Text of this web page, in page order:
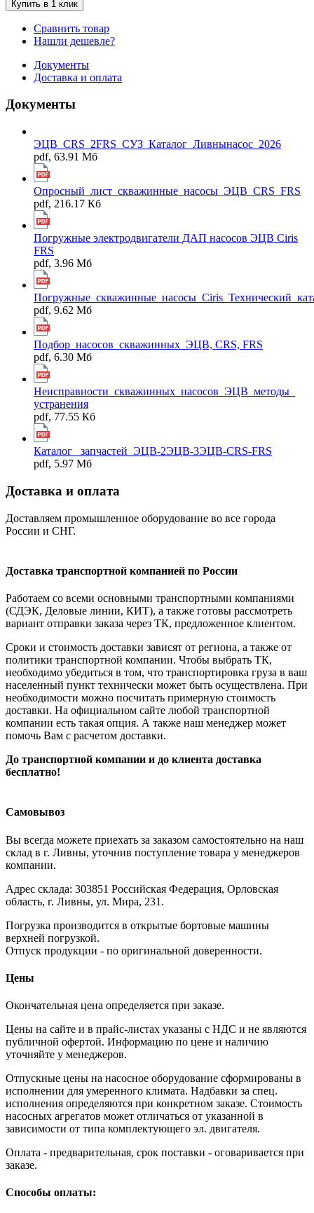
Купить в 1 клик
Сравнить товар
Нашли дешевле?
Документы
Доставка и оплата
Документы
ЭЦВ_CRS_2FRS_СУЗ_Каталог_Ливнынасос_2026
pdf, 63.91 Мб
Опросный_лист_скважинные_насосы_ЭЦВ_CRS_FRS
pdf, 216.17 Кб
Погружные электродвигатели ДАП насосов ЭЦВ Ciris
FRS
pdf, 3.96 Мб
pdf, 9.62 Мб
Подбор_насосов_скважинных_ЭЦВ, CRS, FRS
pdf, 6.30 Мб
Неисправности_скважинных_насосов_ЭЦВ_методы_
устранения
pdf, 77.55 Кб
Каталог _запчастей_ЭЦВ-2ЭЦВ-3ЭЦВ-CRS-FRS
pdf, 5.97 Мб
Доставка и оплата
Доставляем промышленное оборудование во все города
России и СНГ.
Доставка транспортной компанией по России
Работаем со всеми основными транспортными компаниями
(СДЭК, Деловые линии, КИТ), а также готовы рассмотреть
вариант отправки заказа через ТК, предложенное клиентом.
Сроки и стоимость доставки зависят от региона, а также от
политики транспортной компании. Чтобы выбрать ТК,
необходимо убедиться в том, что транспортировка груза в ваш
населенный пункт технически может быть осуществлена. При
необходимости можно посчитать примерную стоимость
доставки. На официальном сайте любой транспортной
компании есть такая опция. А также наш менеджер может
помочь Вам с расчетом доставки.
До транспортной компании и до клиента доставка
бесплатно!
Самовывоз
Вы всегда можете приехать за заказом самостоятельно на наш
склад в г. Ливны, уточнив поступление товара у менеджеров
компании.
Адрес склада: 303851 Российская Федерация, Орловская
область, г. Ливны, ул. Мира, 231.
Погрузка производится в открытые бортовые машины
верхней погрузкой.
Отпуск продукции - по оригинальной доверенности.
Цены
Окончательная цена определяется при заказе.
Цены на сайте и в прайс-листах указаны с НДС и не являются
публичной офертой. Информацию по цене и наличию
уточняйте у менеджеров.
Отпускные цены на насосное оборудование сформированы в
исполнении для умеренного климата. Надбавки за спец.
исполнения определяются при конкретном заказе. Стоимость
насосных агрегатов может отличаться от указанной в
зависимости от типа комплектующего эл. двигателя.
Оплата - предварительная, срок поставки - оговаривается при
заказе.
Способы оплаты: